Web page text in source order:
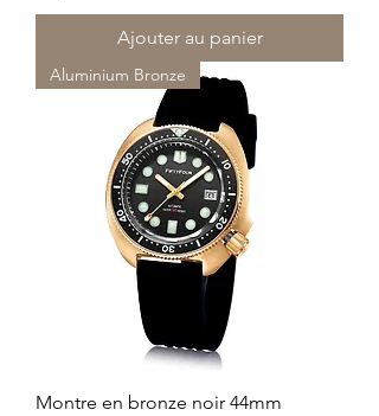
Ajouter au panier
Aluminium Bronze
Montre en bronze noir 44mm